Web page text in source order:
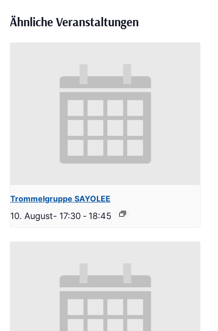
Ähnliche Veranstaltungen
Trommelgruppe SAYOLEE
10. August- 17:30 - 18:45